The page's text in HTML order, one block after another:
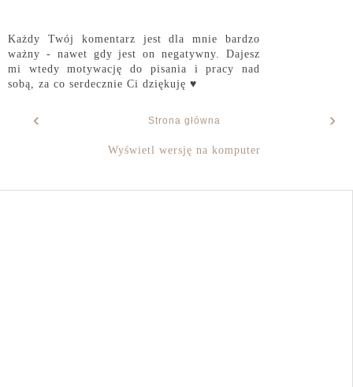
Każdy Twój komentarz jest dla mnie bardzo
ważny - nawet gdy jest on negatywny. Dajesz
mi wtedy motywację do pisania i pracy nad
sobą, za co serdecznie Ci dziękuję ♥
‹ ›
Strona główna
Wyświetl wersję na komputer